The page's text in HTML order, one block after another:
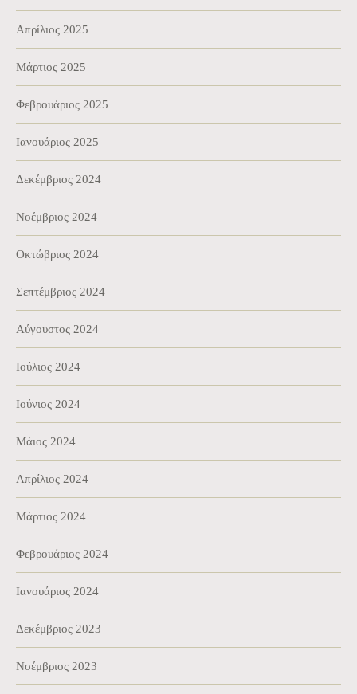
Απρίλιος 2025
Μάρτιος 2025
Φεβρουάριος 2025
Ιανουάριος 2025
Δεκέμβριος 2024
Νοέμβριος 2024
Οκτώβριος 2024
Σεπτέμβριος 2024
Αύγουστος 2024
Ιούλιος 2024
Ιούνιος 2024
Μάιος 2024
Απρίλιος 2024
Μάρτιος 2024
Φεβρουάριος 2024
Ιανουάριος 2024
Δεκέμβριος 2023
Νοέμβριος 2023